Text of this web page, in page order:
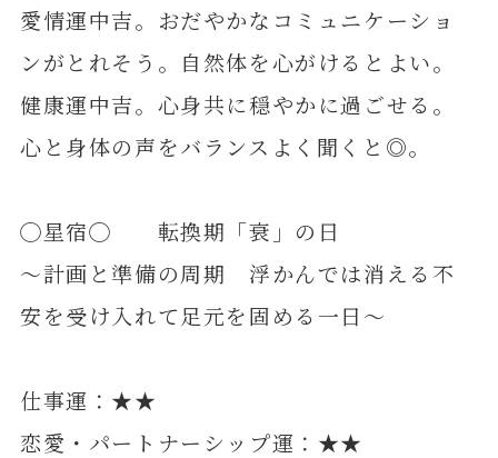
愛情運中吉。おだやかなコミュニケーショ
ンがとれそう。自然体を心がけるとよい。
健康運中吉。心身共に穏やかに過ごせる。
心と身体の声をバランスよく聞くと◎。
◯星宿◯ 転換期「衰」の日
～計画と準備の周期 浮かんでは消える不
安を受け入れて足元を固める一日～
仕事運：★★
恋愛・パートナーシップ運：★★